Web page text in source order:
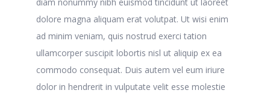
dolore magna aliquam erat volutpat. Ut wisi enim
ad minim veniam, quis nostrud exerci tation
ullamcorper suscipit lobortis nisl ut aliquip ex ea
commodo consequat. Duis autem vel eum iriure
dolor in hendrerit in vulputate velit esse molestie